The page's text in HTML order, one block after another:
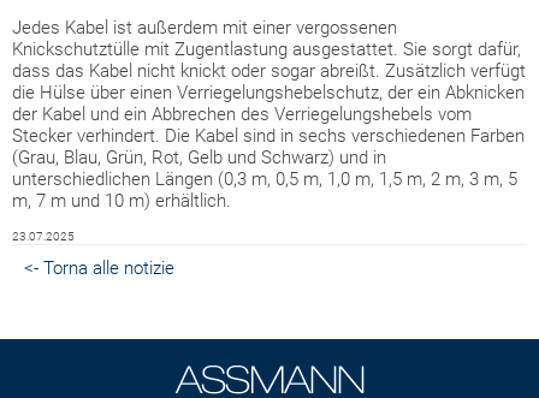
Jedes Kabel ist außerdem mit einer vergossenen
Knickschutztülle mit Zugentlastung ausgestattet. Sie sorgt dafür,
dass das Kabel nicht knickt oder sogar abreißt. Zusätzlich verfügt
die Hülse über einen Verriegelungshebelschutz, der ein Abknicken
der Kabel und ein Abbrechen des Verriegelungshebels vom
Stecker verhindert. Die Kabel sind in sechs verschiedenen Farben
(Grau, Blau, Grün, Rot, Gelb und Schwarz) und in
unterschiedlichen Längen (0,3 m, 0,5 m, 1,0 m, 1,5 m, 2 m, 3 m, 5
m, 7 m und 10 m) erhältlich.
23.07.2025
<- Torna alle notizie